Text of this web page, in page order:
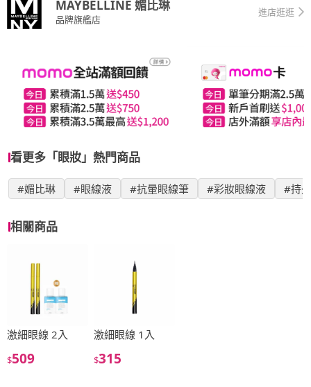
MAYBELLINE 媚比琳
品牌旗艦店
進店逛逛
看更多「眼妝」熱門商品
#媚比琳 #眼線液 #抗暈眼線筆 #彩妝眼線液 #持
相關商品
激細眼線 2入
$509
激細眼線 1入
$315